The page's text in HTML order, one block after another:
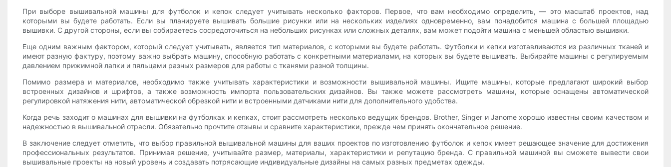
При выборе вышивальной машины для футболок и кепок следует учитывать несколько факторов. Первое, что вам необходимо определить, — это масштаб проектов, над
которыми вы будете работать. Если вы планируете вышивать большие рисунки или на нескольких изделиях одновременно, вам понадобится машина с большей площадью
вышивки. С другой стороны, если вы собираетесь сосредоточиться на небольших рисунках или сложных деталях, вам может подойти машина с меньшей областью вышивки.
Еще одним важным фактором, который следует учитывать, является тип материалов, с которыми вы будете работать. Футболки и кепки изготавливаются из различных тканей и
имеют разную фактуру, поэтому важно выбрать машину, способную работать с конкретными материалами, на которых вы будете вышивать. Выбирайте машины с регулируемым
давлением прижимной лапки и пяльцами разных размеров для работы с тканями разной толщины.
Помимо размера и материалов, необходимо также учитывать характеристики и возможности вышивальной машины. Ищите машины, которые предлагают широкий выбор
встроенных дизайнов и шрифтов, а также возможность импорта пользовательских дизайнов. Вы также можете рассмотреть машины, которые оснащены автоматической
регулировкой натяжения нити, автоматической обрезкой нити и встроенными датчиками нити для дополнительного удобства.
Когда речь заходит о машинах для вышивки на футболках и кепках, стоит рассмотреть несколько ведущих брендов. Brother, Singer и Janome хорошо известны своим качеством и
надежностью в вышивальной отрасли. Обязательно прочтите отзывы и сравните характеристики, прежде чем принять окончательное решение.
В заключение следует отметить, что выбор правильной вышивальной машины для ваших проектов по изготовлению футболок и кепок имеет решающее значение для достижения
профессиональных результатов. Принимая решение, учитывайте размер, материалы, характеристики и репутацию бренда. С правильной машиной вы сможете вывести свои
вышивальные проекты на новый уровень и создавать потрясающие индивидуальные дизайны на самых разных предметах одежды.